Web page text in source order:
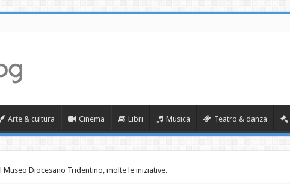
Arte & cultura Cinema Libri Musica Teatro & danza
Museo Diocesano Tridentino, molte le iniziative.